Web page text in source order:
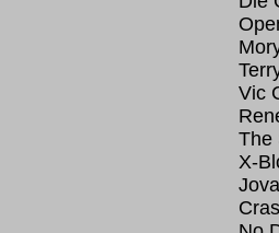
Vic
The
X-